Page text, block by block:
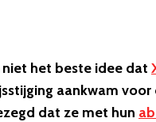
niet het beste idee dat
aankwam
dat ze met hun